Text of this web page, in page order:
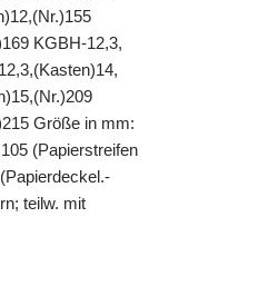
KGBH-12,3,
Größe in mm:
(Papierstreifen
teilw. mit